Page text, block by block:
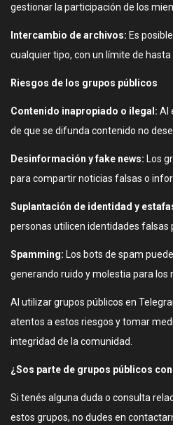
gestionar la participación de los
Intercambio de archivos: Es
cualquier tipo, con un límite de hasta
Riesgos de los grupos públicos
Contenido inapropiado o ilegal: Al
de que se difunda contenido no
Desinformación y fake news: Los
para compartir noticias falsas o
Suplantación de identidad y
personas utilicen identidades falsas
Spamming: Los bots de spam
generando ruido y molestia para los
Al utilizar grupos públicos en
atentos a estos riesgos y tomar
integridad de la comunidad.
¿Sos parte de grupos públicos
Si tenés alguna duda o consulta
estos grupos, no dudes en